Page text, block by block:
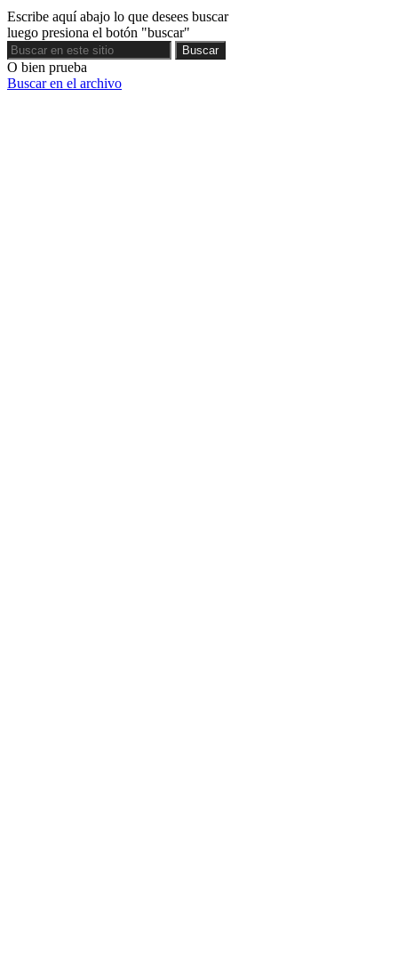
Escribe aquí abajo lo que desees buscar
luego presiona el botón "buscar"
Buscar
Buscar
O bien prueba
Buscar en el archivo